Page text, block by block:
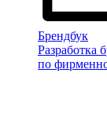
Брендбук
Разработка
по